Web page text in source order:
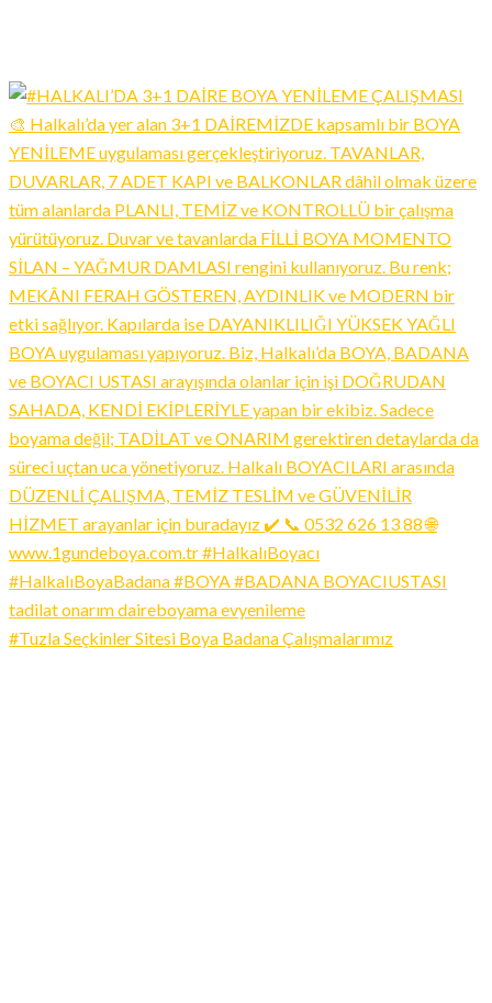
#Tuzla Seçkinler Sitesi Boya Badana Çalışmalarımız